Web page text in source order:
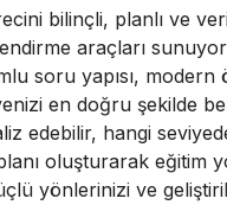
bilinçli, planlı ve
araçları
soru yapısı,
en doğru şekilde
edebilir, hangi
oluşturarak eğitim
yönlerinizi ve